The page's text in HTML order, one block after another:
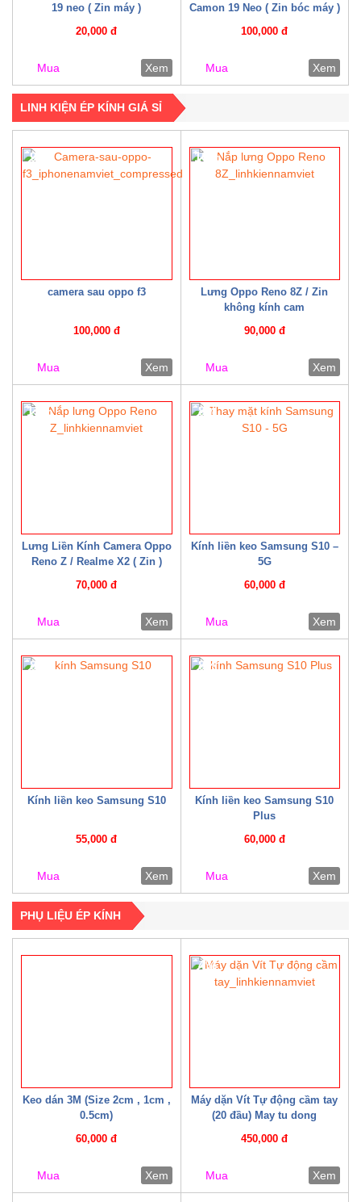
19 neo ( Zin máy )
20,000 đ
Mua Xem
Camon 19 Neo ( Zin bóc máy )
100,000 đ
Mua Xem
LINH KIỆN ÉP KÍNH GIÁ SỈ
camera sau oppo f3
100,000 đ
9%
Mua Xem
Lưng Oppo Reno 8Z / Zin
không kính cam
90,000 đ
10%
Mua Xem
Lưng Liền Kính Camera Oppo
Reno Z / Realme X2 ( Zin )
70,000 đ
13%
Mua Xem
Kính liền keo Samsung S10 –
5G
60,000 đ
8%
Mua Xem
Kính liền keo Samsung S10
55,000 đ
8%
Mua Xem
Kính liền keo Samsung S10
Plus
60,000 đ
8%
Mua Xem
PHỤ LIỆU ÉP KÍNH
Keo dán 3M (Size 2cm , 1cm ,
0.5cm)
60,000 đ
Mua Xem
Máy dặn Vít Tự động cầm tay
(20 đầu) May tu dong
450,000 đ
4%
Mua Xem